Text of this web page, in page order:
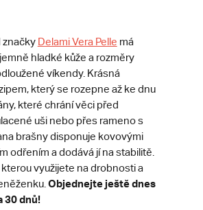
značky Delami Vera Pelle má
hladké kůže a rozměry
víkendy. Krásná
který se rozepne až ke dnu
které chrání věci před
uši nebo přes rameno s
brašny disponuje kovovými
odřením a dodává jí na stabilitě.
využijete na drobnosti a
Objednejte ještě dnes
30 dnů!